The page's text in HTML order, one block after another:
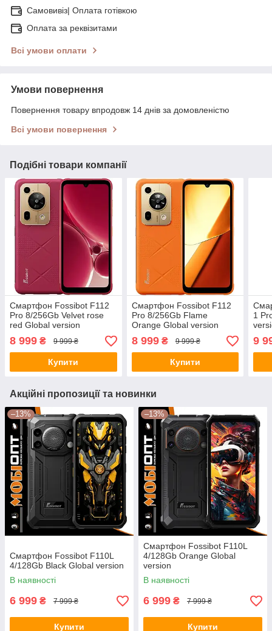
Самовивіз| Оплата готівкою
Оплата за реквізитами
Всі умови оплати
Умови повернення
Повернення товару впродовж 14 днів за домовленістю
Всі умови повернення
Подібні товари компанії
Смартфон Fossibot F112
Pro 8/256Gb Velvet rose
red Global version
8 999 ₴ 9 999 ₴
Купити
Смартфон Fossibot F112
Pro 8/256Gb Flame
Orange Global version
8 999₴ 9 999 ₴
Купити
1
9
Акційні пропозиції та новинки
–13%
Смартфон Fossibot F110L
4/128Gb Black Global version
В наявності
6 999 ₴ 7 999 ₴
Купити
–13%
Смартфон Fossibot F110L
4/128Gb Orange Global
version
В наявності
6 999 ₴ 7 999 ₴
Купити